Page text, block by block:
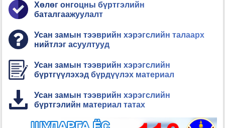
Хөлөг онгоцны бүртгэлийн
баталгаажуулалт
Усан замын тээврийн хэрэгслийн талаарх
нийтлэг асуултууд
Усан замын тээврийн хэрэгслийн
бүртгүүлэхэд бүрдүүлэх материал
Усан замын тээврийн хэрэгслийн
бүртгэлийн материал татах